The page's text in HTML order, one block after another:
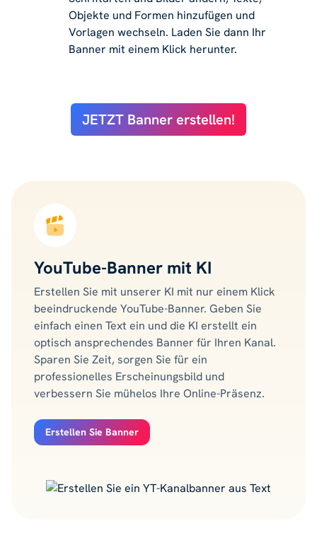
Objekte und Formen hinzufügen und
Vorlagen wechseln. Laden Sie dann Ihr
Banner mit einem Klick herunter.
JETZT Banner erstellen!
YouTube-Banner mit KI
Erstellen Sie mit unserer KI mit nur einem Klick
beeindruckende YouTube-Banner. Geben Sie
einfach einen Text ein und die KI erstellt ein
optisch ansprechendes Banner für Ihren Kanal.
Sparen Sie Zeit, sorgen Sie für ein
professionelles Erscheinungsbild und
verbessern Sie mühelos Ihre Online-Präsenz.
Erstellen Sie Banner